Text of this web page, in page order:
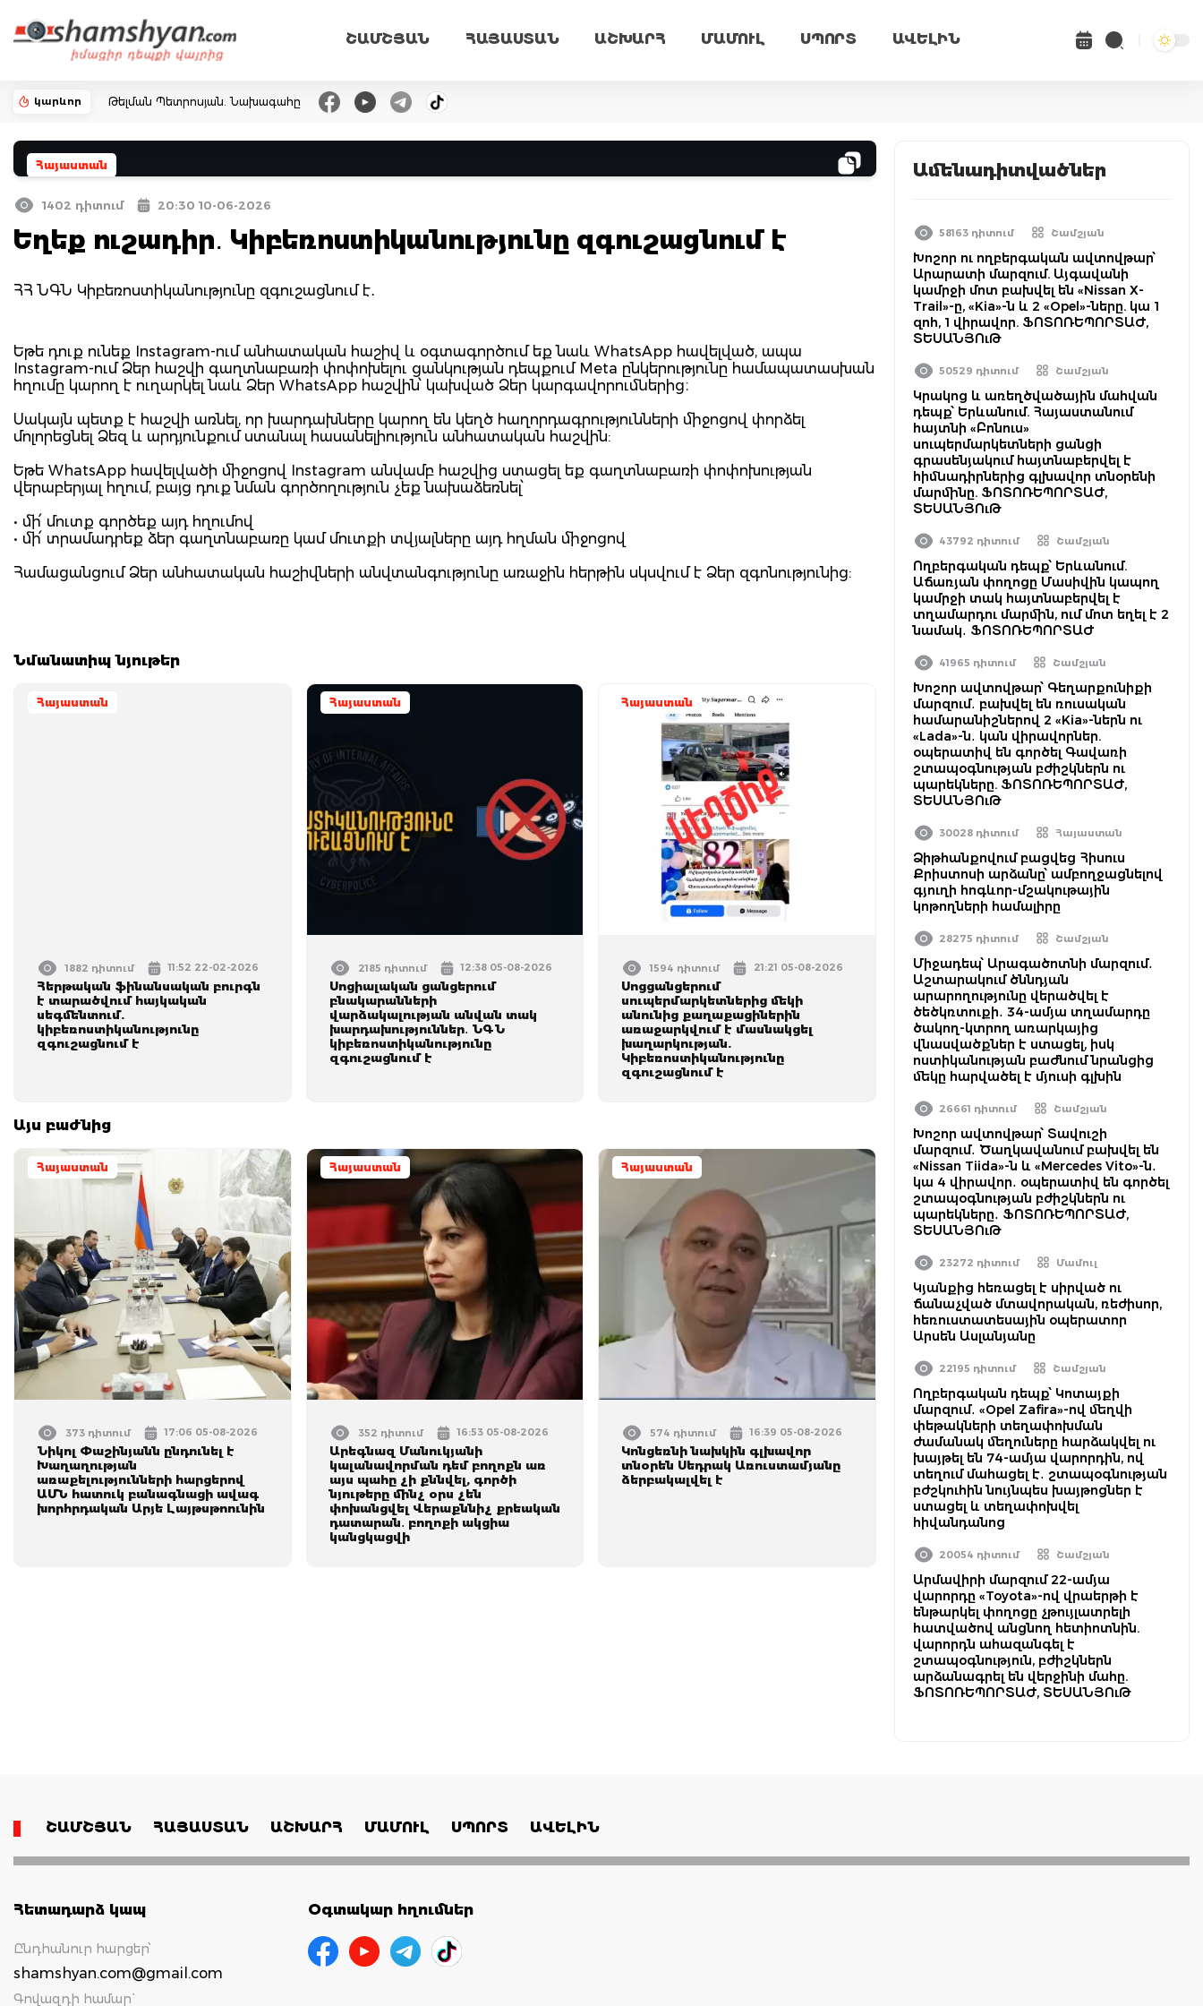
ՇԱՄՇՅԱՆ ՀԱՅԱՍՏԱՆ ԱՇԽԱՐՀ ՄԱՄՈՒԼ ՍՊՈՐՏ ԱՎԵԼԻՆ
կարևոր Թելման Պետրոսյան. Նախագահը
Հայաստան
1402 դիտում 20:30 10-06-2026
Եղեք ուշադիր․ Կիբեռոստիկանությունը զգուշացնում է
ՀՀ ՆԳՆ Կիբեռոստիկանությունը զգուշացնում է․
Եթե դուք ունեք Instagram-ում անհատական հաշիվ և օգտագործում եք նաև WhatsApp հավելված, ապա
Instagram-ում Ձեր հաշվի գաղտնաբառի փոփոխելու ցանկության դեպքում Meta ընկերությունը համապատասխան
հղումը կարող է ուղարկել նաև Ձեր WhatsApp հաշվին՝ կախված Ձեր կարգավորումներից։
Սակայն պետք է հաշվի առնել, որ խարդախները կարող են կեղծ հաղորդագրությունների միջոցով փորձել
մոլորեցնել Ձեզ և արդյունքում ստանալ հասանելիություն անհատական հաշվին:
Եթե WhatsApp հավելվածի միջոցով Instagram անվամբ հաշվից ստացել եք գաղտնաբառի փոփոխության
վերաբերյալ հղում, բայց դուք նման գործողություն չեք նախաձեռնել՝
• մի՛ մուտք գործեք այդ հղումով
• մի՛ տրամադրեք ձեր գաղտնաբառը կամ մուտքի տվյալները այդ հղման միջոցով
Համացանցում Ձեր անհատական հաշիվների անվտանգությունը առաջին հերթին սկսվում է Ձեր զգոնությունից:
Նմանատիպ նյութեր
Հայաստան
1882 դիտում 11:52 22-02-2026
Հերթական ֆինանսական բուրգն
է տարածվում հայկական
սեգմենտում.
կիբեռոստիկանությունը
զգուշացնում է
Հայաստան
2185 դիտում 12:38 05-08-2026
Սոցիալական ցանցերում
բնակարանների
վարձակալության անվան տակ
խարդախություններ․ ՆԳՆ
կիբեռոստիկանությունը
զգուշացնում է
Հայաստան
1594 դիտում 21:21 05-08-2026
Սոցցանցերում
սուպերմարկետներից մեկի
անունից քաղաքացիներին
առաջարկվում է մասնակցել
խաղարկության.
Կիբեռոստիկանությունը
զգուշացնում է
Այս բաժնից
Հայաստան
373 դիտում 17:06 05-08-2026
Նիկոլ Փաշինյանն ընդունել է
Խաղաղության
առաքելությունների հարցերով
ԱՄՆ հատուկ բանագնացի ավագ
խորհրդական Արյե Լայթսթոունին
Հայաստան
352 դիտում 16:53 05-08-2026
Արեգնազ Մանուկյանի
կալանավորման դեմ բողոքն առ
այս պահը չի քննվել, գործի
նյութերը մինչ օրս չեն
փոխանցվել Վերաքննիչ քրեական
դատարան․ բողոքի ակցիա
կանցկացվի
Հայաստան
574 դիտում 16:39 05-08-2026
Կոնցեռնի նախկին գլխավոր
տնօրեն Սեդրակ Առուստամյանը
ձերբակալվել է
Ամենադիտվածներ
58163 դիտում Շամշյան
Խոշոր ու ողբերգական ավտովթար՝
Արարատի մարզում. Այգավանի
կամրջի մոտ բախվել են «Nissan X-
Trail»-ը, «Kia»-ն և 2 «Opel»-ները. կա 1
զոհ, 1 վիրավոր. ՖՈՏՈՌԵՊՈՐՏԱԺ,
ՏԵՍԱՆՅՈւԹ
50529 դիտում Շամշյան
Կրակոց և առեղծվածային մահվան
դեպք՝ Երևանում. Հայաստանում
հայտնի «Բոնուս»
սուպերմարկետների ցանցի
գրասենյակում հայտնաբերվել է
հիմնադիրներից գլխավոր տնօրենի
մարմինը. ՖՈՏՈՌԵՊՈՐՏԱԺ,
ՏԵՍԱՆՅՈւԹ
43792 դիտում Շամշյան
Ողբերգական դեպք՝ Երևանում.
Աճառյան փողոցը Մասիվին կապող
կամրջի տակ հայտնաբերվել է
տղամարդու մարմին, ում մոտ եղել է 2
նամակ․ ՖՈՏՈՌԵՊՈՐՏԱԺ
41965 դիտում Շամշյան
Խոշոր ավտովթար՝ Գեղարքունիքի
մարզում․ բախվել են ռուսական
համարանիշներով 2 «Kia»-ներն ու
«Lada»-ն․ կան վիրավորներ.
օպերատիվ են գործել Գավառի
շտապօգնության բժիշկներն ու
պարեկները. ՖՈՏՈՌԵՊՈՐՏԱԺ,
ՏԵՍԱՆՅՈւԹ
30028 դիտում Հայաստան
Ձիթհանքովում բացվեց Հիսուս
Քրիստոսի արձանը՝ ամբողջացնելով
գյուղի հոգևոր-մշակութային
կոթողների համալիրը
28275 դիտում Շամշյան
Միջադեպ՝ Արագածոտնի մարզում․
Աշտարակում ծննդյան
արարողությունը վերածվել է
ծեծկռտուքի․ 34-ամյա տղամարդը
ծակող-կտրող առարկայից
վնասվածքներ է ստացել, իսկ
ոստիկանության բաժնում նրանցից
մեկը հարվածել է մյուսի գլխին
26661 դիտում Շամշյան
Խոշոր ավտովթար՝ Տավուշի
մարզում․ Ծաղկավանում բախվել են
«Nissan Tiida»-ն և «Mercedes Vito»-ն․
կա 4 վիրավոր․ օպերատիվ են գործել
շտապօգնության բժիշկներն ու
պարեկները․ ՖՈՏՈՌԵՊՈՐՏԱԺ,
ՏԵՍԱՆՅՈւԹ
23272 դիտում Մամուլ
Կյանքից հեռացել է սիրված ու
ճանաչված մտավորական, ռեժիսոր,
հեռուստատեսային օպերատոր
Արսեն Ասլանյանը
22195 դիտում Շամշյան
Ողբերգական դեպք՝ Կոտայքի
մարզում․ «Opel Zafira»-ով մեղվի
փեթակների տեղափոխման
ժամանակ մեղուները հարձակվել ու
խայթել են 74-ամյա վարորդին, ով
տեղում մահացել է․ շտապօգնության
բժշկուհին նույնպես խայթոցներ է
ստացել և տեղափոխվել
հիվանդանոց
20054 դիտում Շամշյան
Արմավիրի մարզում 22-ամյա
վարորդը «Toyota»-ով վրաերթի է
ենթարկել փողոցը չթույլատրելի
հատվածով անցնող հետիոտնին.
վարորդն ահազանգել է
շտապօգնություն, բժիշկներն
արձանագրել են վերջինի մահը.
ՖՈՏՈՌԵՊՈՐՏԱԺ, ՏԵՍԱՆՅՈւԹ
ՇԱՄՇՅԱՆ ՀԱՅԱՍՏԱՆ ԱՇԽԱՐՀ ՄԱՄՈՒԼ ՍՊՈՐՏ ԱՎԵԼԻՆ
Հետադարձ կապ
Ընդհանուր հարցեր՝
shamshyan.com@gmail.com
Գովազդի համար`
Օգտակար հղումներ